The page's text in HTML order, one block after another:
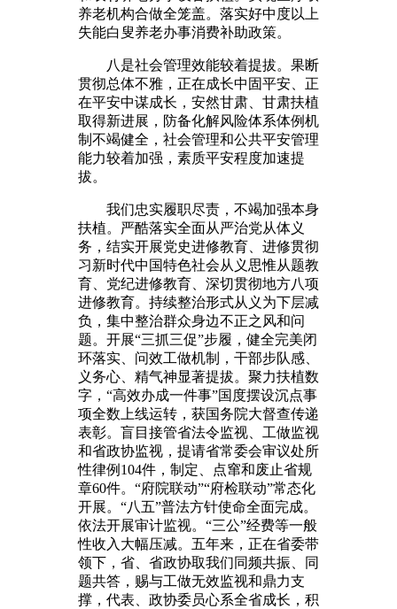
养老机构合做全笼盖。落实好中度以上
失能白叟养老办事消费补助政策。
八是社会管理效能较着提拔。果断
贯彻总体不雅，正在成长中固平安、正
在平安中谋成长，安然甘肃、甘肃扶植
取得新进展，防备化解风险体系体例机
制不竭健全，社会管理和公共平安管理
能力较着加强，素质平安程度加速提
拔。
我们忠实履职尽责，不竭加强本身
扶植。严酷落实全面从严治党从体义
务，结实开展党史进修教育、进修贯彻
习新时代中国特色社会从义思惟从题教
育、党纪进修教育、深切贯彻地方八项
进修教育。持续整治形式从义为下层减
负，集中整治群众身边不正之风和问
题。开展“三抓三促”步履，健全完美闭
环落实、问效工做机制，干部步队感、
义务心、精气神显著提拔。聚力扶植数
字，“高效办成一件事”国度摆设沉点事
项全数上线运转，获国务院大督查传递
表彰。盲目接管省法令监视、工做监视
和省政协监视，提请省常委会审议处所
性律例104件，制定、点窜和废止省规
章60件。“府院联动”“府检联动”常态化
开展。“八五”普法方针使命全面完成。
依法开展审计监视。“三公”经费等一般
性收入大幅压减。五年来，正在省委带
领下，省、省政协取我们同频共振、同
题共答，赐与工做无效监视和鼎力支
撑，代表、政协委员心系全省成长，积